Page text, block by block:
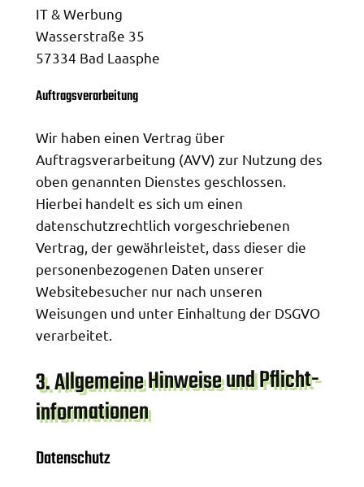
IT & Werbung
Wasserstraße 35
57334 Bad Laasphe
Auftragsverarbeitung
Wir haben einen Vertrag über
Auftragsverarbeitung (AVV) zur Nutzung des
oben genannten Dienstes geschlossen.
Hierbei handelt es sich um einen
datenschutzrechtlich vorgeschriebenen
Vertrag, der gewährleistet, dass dieser die
personenbezogenen Daten unserer
Websitebesucher nur nach unseren
Weisungen und unter Einhaltung der DSGVO
verarbeitet.
3
. Allgemeine Hinweise und Pflicht­
informationen
Datenschutz